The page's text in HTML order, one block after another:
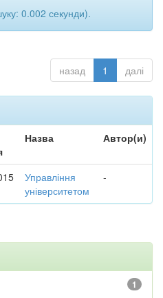
0.002 секунди).
назад 1 далі
Назва Автор(и)
Управління
університетом
-
1